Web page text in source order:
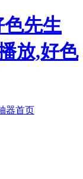
先生
放,好色